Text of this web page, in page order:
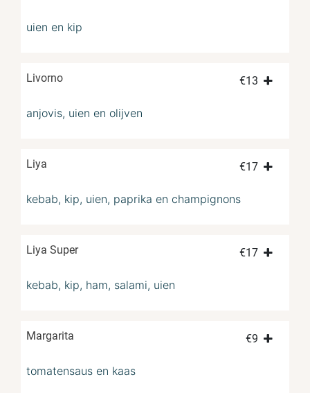
uien en kip
Livorno €13
anjovis, uien en olijven
Liya €17
kebab, kip, uien, paprika en champignons
Liya Super €17
kebab, kip, ham, salami, uien
Margarita €9
tomatensaus en kaas